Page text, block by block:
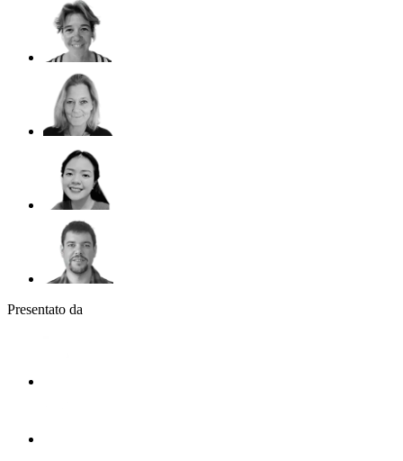
Presentato da